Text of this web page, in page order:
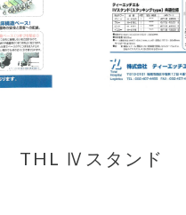
THL Ⅳスタンド